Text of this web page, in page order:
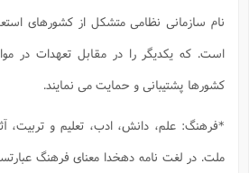
نام سازمانی نظامی متشکل از کشورهای
است. که یکدیگر را در مقابل تعهدات در
کشورها پشتیبانی و حمایت می نمایند.
*فرهنگ: علم، دانش، ادب، تعلیم و تربیت،
ملت. در لغت نامه دهخدا معنای فرهنگ